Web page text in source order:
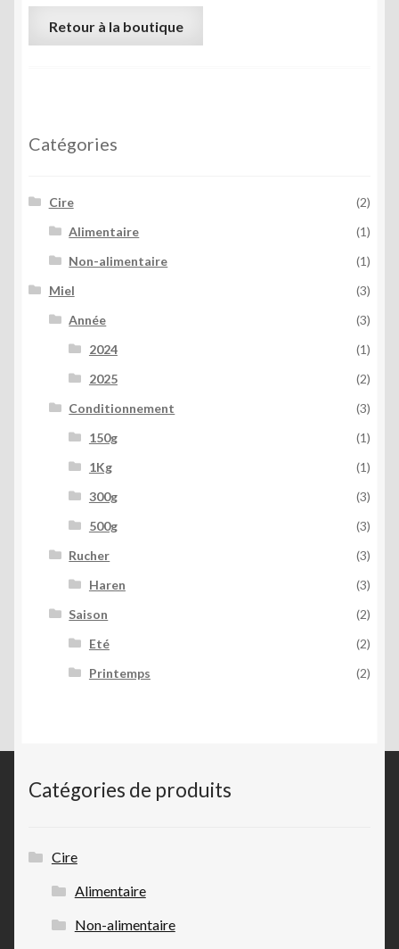
Retour à la boutique
Catégories
Cire
(2)
Alimentaire
(1)
Non-alimentaire
(1)
Miel
(3)
Année
(3)
2024
(1)
2025
(2)
Conditionnement
(3)
150g
(1)
1Kg
(1)
300g
(3)
500g
(3)
Rucher
(3)
Haren
(3)
Saison
(2)
Eté
(2)
Printemps
(2)
Catégories de produits
Cire
Alimentaire
Non-alimentaire